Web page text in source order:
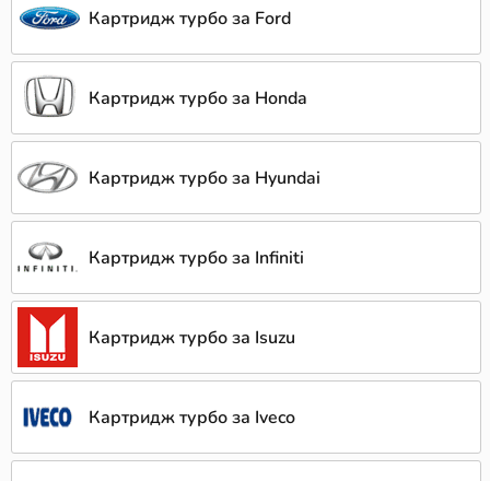
Картридж турбо за Ford
Картридж турбо за Honda
Картридж турбо за Hyundai
Картридж турбо за Infiniti
Картридж турбо за Isuzu
Картридж турбо за Iveco